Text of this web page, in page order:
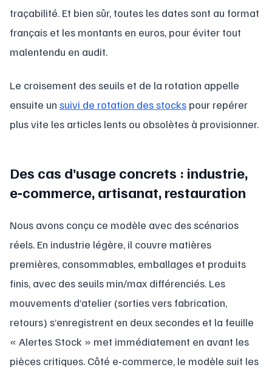
traçabilité. Et bien sûr, toutes les dates sont au format
français et les montants en euros, pour éviter tout
malentendu en audit.
Le croisement des seuils et de la rotation appelle
ensuite un suivi de rotation des stocks pour repérer
plus vite les articles lents ou obsolètes à provisionner.
Des cas d’usage concrets : industrie,
e‑commerce, artisanat, restauration
Nous avons conçu ce modèle avec des scénarios
réels. En industrie légère, il couvre matières
premières, consommables, emballages et produits
finis, avec des seuils min/max différenciés. Les
mouvements d’atelier (sorties vers fabrication,
retours) s’enregistrent en deux secondes et la feuille
« Alertes Stock » met immédiatement en avant les
pièces critiques. Côté e‑commerce, le modèle suit les